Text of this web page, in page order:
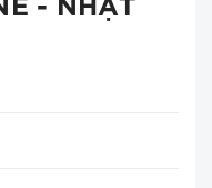
- NHẬT